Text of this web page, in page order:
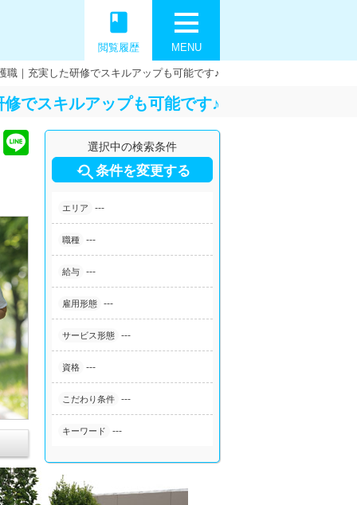
MENU
book
閲覧履歴
｜充実した研修でスキルアップも可能です♪
でスキルアップも可能です♪
選択中の検索条件
条件を変更する
エリア ---
職種 ---
給与 ---
雇用形態 ---
サービス形態 ---
資格 ---
こだわり条件 ---
キーワード ---